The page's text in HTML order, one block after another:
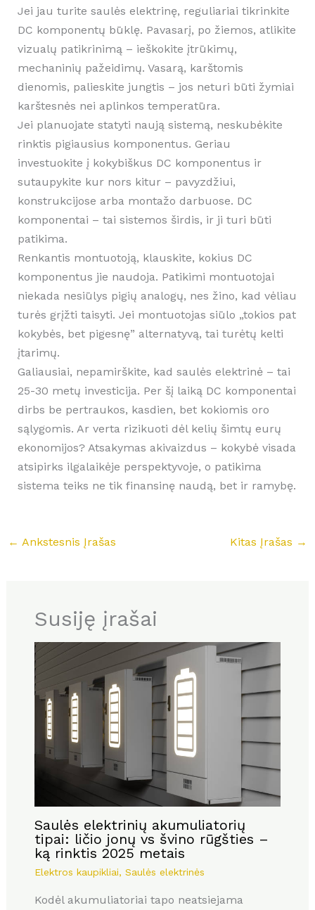
Jei jau turite saulės elektrinę, reguliariai tikrinkite
DC komponentų būklę. Pavasarį, po žiemos, atlikite
vizualų patikrinimą – ieškokite įtrūkimų,
mechaninių pažeidimų. Vasarą, karštomis
dienomis, palieskite jungtis – jos neturi būti žymiai
karštesnės nei aplinkos temperatūra.
Jei planuojate statyti naują sistemą, neskubėkite
rinktis pigiausius komponentus. Geriau
investuokite į kokybiškus DC komponentus ir
sutaupykite kur nors kitur – pavyzdžiui,
konstrukcijose arba montažo darbuose. DC
komponentai – tai sistemos širdis, ir ji turi būti
patikima.
Renkantis montuotoją, klauskite, kokius DC
komponentus jie naudoja. Patikimi montuotojai
niekada nesiūlys pigių analogų, nes žino, kad vėliau
turės grįžti taisyti. Jei montuotojas siūlo „tokios pat
kokybės, bet pigesnę” alternatyvą, tai turėtų kelti
įtarimų.
Galiausiai, nepamirškite, kad saulės elektrinė – tai
25-30 metų investicija. Per šį laiką DC komponentai
dirbs be pertraukos, kasdien, bet kokiomis oro
sąlygomis. Ar verta rizikuoti dėl kelių šimtų eurų
ekonomijos? Atsakymas akivaizdus – kokybė visada
atsipirks ilgalaikėje perspektyvoje, o patikima
sistema teiks ne tik finansinę naudą, bet ir ramybę.
← Ankstesnis Įrašas Kitas Įrašas →
Susiję įrašai
Saulės elektrinių akumuliatorių
tipai: ličio jonų vs švino rūgšties –
ką rinktis 2025 metais
Elektros kaupikliai, Saulės elektrinės
Kodėl akumuliatoriai tapo neatsiejama